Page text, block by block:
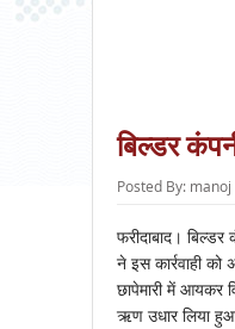
बिल्डर
Posted By: manoj
फरीदाबाद।
ने इस कार्रवाही
छापेमारी में आयकर
ऋण उधार लिया